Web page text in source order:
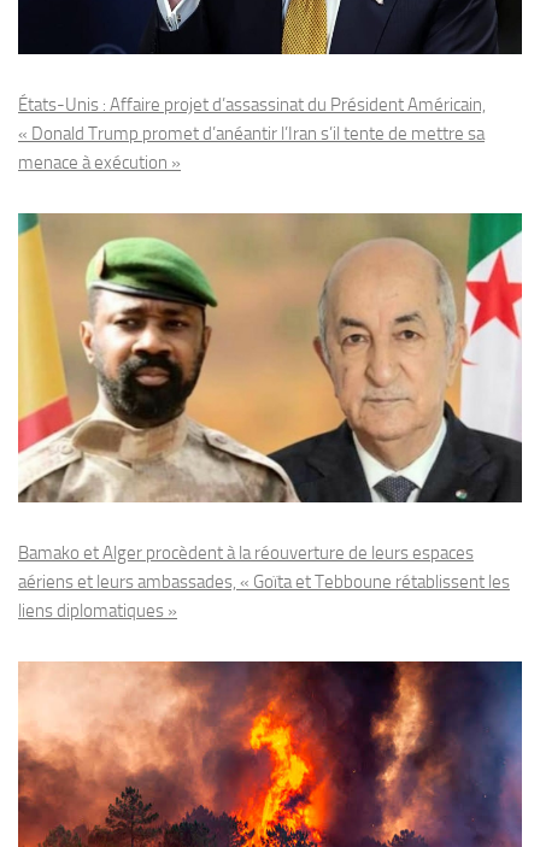
États-Unis : Affaire projet d’assassinat du Président Américain,
« Donald Trump promet d’anéantir l’Iran s’il tente de mettre sa
menace à exécution »
Bamako et Alger procèdent à la réouverture de leurs espaces
aériens et leurs ambassades, « Goïta et Tebboune rétablissent les
liens diplomatiques »